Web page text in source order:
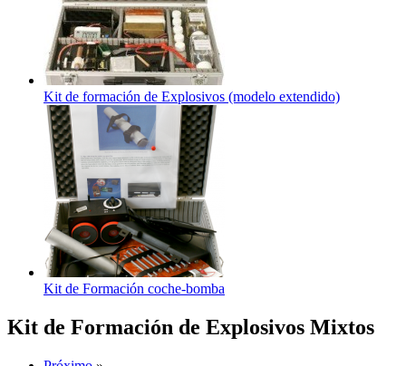
Kit de formación de Explosivos (modelo extendido)
Kit de Formación coche-bomba
Kit de Formación de Explosivos Mixtos